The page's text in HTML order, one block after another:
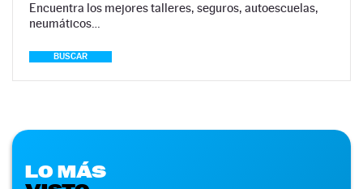
Encuentra los mejores talleres, seguros, autoescuelas,
neumáticos…
BUSCAR
LO MÁS